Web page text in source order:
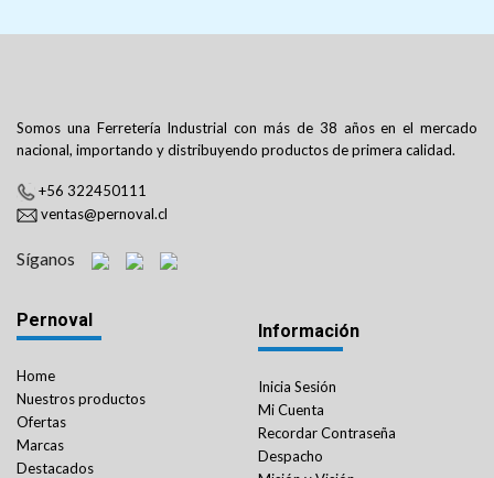
Somos una Ferretería Industrial con más de 38 años en el mercado
nacional, importando y distribuyendo productos de primera calidad.
+56 322450111
ventas@pernoval.cl
Síganos
Pernoval
Home
Nuestros productos
Ofertas
Marcas
Destacados
Información
Inicia Sesión
Mi Cuenta
Recordar Contraseña
Despacho